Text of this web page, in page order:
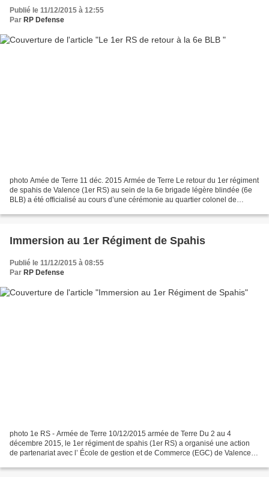
Publié le 11/12/2015 à 12:55
Par RP Defense
photo Amée de Terre 11 déc. 2015 Armée de Terre Le retour du 1er régiment
de spahis de Valence (1er RS) au sein de la 6e brigade légère blindée (6e
BLB) a été officialisé au cours d’une cérémonie au quartier colonel de
Immersion au 1er Régiment de Spahis
Publié le 11/12/2015 à 08:55
Par RP Defense
photo 1e RS - Armée de Terre 10/12/2015 armée de Terre Du 2 au 4
décembre 2015, le 1er régiment de spahis (1er RS) a organisé une action
de partenariat avec l’ École de gestion et de Commerce (EGC) de Valence.